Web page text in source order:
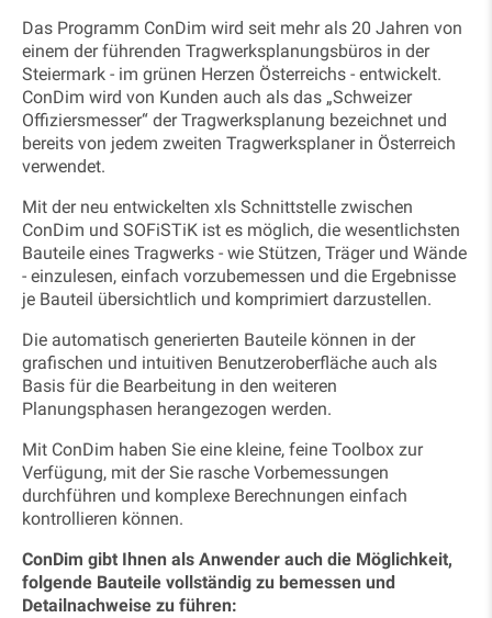
Das Programm ConDim wird seit mehr als 20 Jahren von
einem der führenden Tragwerksplanungsbüros in der
Steiermark - im grünen Herzen Österreichs - entwickelt.
ConDim wird von Kunden auch als das „Schweizer
Offiziersmesser“ der Tragwerksplanung bezeichnet und
bereits von jedem zweiten Tragwerksplaner in Österreich
verwendet.
Mit der neu entwickelten xls Schnittstelle zwischen
ConDim und SOFiSTiK ist es möglich, die wesentlichsten
Bauteile eines Tragwerks - wie Stützen, Träger und Wände
- einzulesen, einfach vorzubemessen und die Ergebnisse
je Bauteil übersichtlich und komprimiert darzustellen.
Die automatisch generierten Bauteile können in der
grafischen und intuitiven Benutzeroberfläche auch als
Basis für die Bearbeitung in den weiteren
Planungsphasen herangezogen werden.
Mit ConDim haben Sie eine kleine, feine Toolbox zur
Verfügung, mit der Sie rasche Vorbemessungen
durchführen und komplexe Berechnungen einfach
kontrollieren können.
ConDim gibt Ihnen als Anwender auch die Möglichkeit,
folgende Bauteile vollständig zu bemessen und
Detailnachweise zu führen: